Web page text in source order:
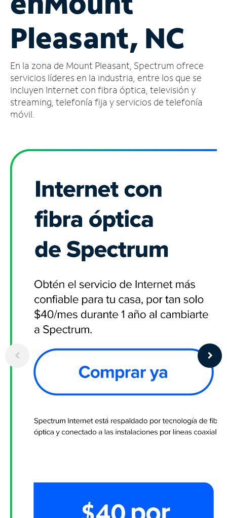
cuenta
Encuentra
tienda
Pleasant, NC
En la zona de Mount Pleasant, Spectrum ofrece
servicios líderes en la industria, entre los que se
incluyen Internet con fibra óptica, televisión y
streaming, telefonía fija y servicios de telefonía
móvil.